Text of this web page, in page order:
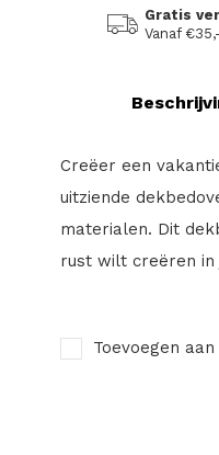
Gratis
Vanaf €35,-
Creëer een
uitziende
materialen. Dit
rust wilt creëren in
Toevoegen